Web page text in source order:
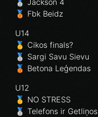
🥈 Jackson 4
🥉 Fbk Beidz
U14
🥇 Cikos finals?
🥈 Sargi Savu Sievu
🥉 Betona Leģendas
U12
🥇 NO STRESS
🥈 Telefons ir Getliņos